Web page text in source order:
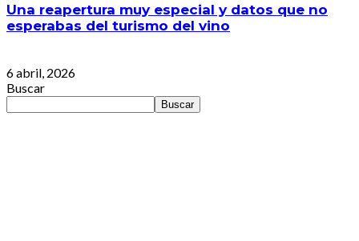
Una reapertura muy especial y datos que no
esperabas del turismo del vino
6 abril, 2026
Buscar
Buscar